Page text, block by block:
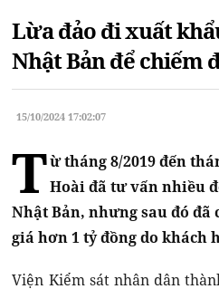
Lừa đảo đi xuất
Nhật Bản để chiếm
15/10/2024 17:02:07
Từ tháng 8/2019 đến
Hoài đã tư vấn nhiều
Nhật Bản, nhưng sau đó
giá hơn 1 tỷ đồng do khách
Viện Kiểm sát nhân dân